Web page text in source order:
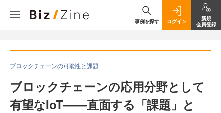
事例を探す ログイン
新規
会員登録
ブロックチェーンの可能性と課題
ブロックチェーンの応用分野として
有望なIoT――直面する「課題」と